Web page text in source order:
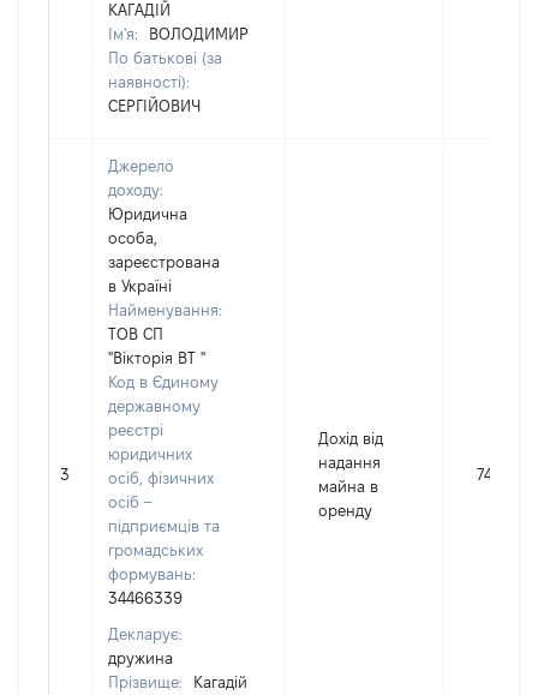
КАГАДІЙ
Ім'я:
ВОЛОДИМИР
По батькові (за
наявності):
СЕРГІЙОВИЧ
3
Джерело
доходу:
Юридична
особа,
зареєстрована
в Україні
Найменування:
ТОВ СП
"Вікторія ВТ "
Код в Єдиному
державному
реєстрі
юридичних
осіб, фізичних
осіб –
підприємців та
громадських
формувань:
34466339
Декларує:
дружина
Прізвище:
Кагадій
Дохід від
надання
майна в
оренду
7453